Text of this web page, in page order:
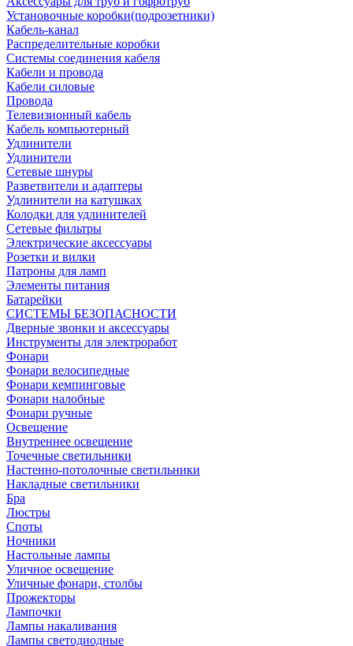
Установочные коробки(подрозетники)
Кабель-канал
Распределительные коробки
Системы соединения кабеля
Кабели и провода
Кабели силовые
Провода
Телевизионный кабель
Кабель компьютерный
Удлинители
Удлинители
Сетевые шнуры
Разветвители и адаптеры
Удлинители на катушках
Колодки для удлинителей
Сетевые фильтры
Электрические аксессуары
Розетки и вилки
Патроны для ламп
Элементы питания
Батарейки
СИСТЕМЫ БЕЗОПАСНОСТИ
Дверные звонки и аксессуары
Инструменты для электроработ
Фонари
Фонари велосипедные
Фонари кемпинговые
Фонари налобные
Фонари ручные
Освещение
Внутреннее освещение
Точечные светильники
Настенно-потолочные светильники
Накладные светильники
Бра
Люстры
Споты
Ночники
Настольные лампы
Уличное освещение
Уличные фонари, столбы
Прожекторы
Лампочки
Лампы накаливания
Лампы светодиодные